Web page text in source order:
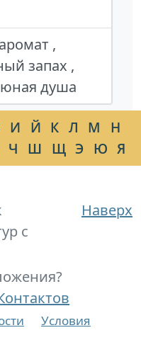
,
запах ,
юная душа
И Й К Л М
Н
Ч Ш Щ Э Ю Я
Наверх
с
Условия